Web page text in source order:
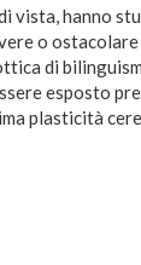
vista, hanno
o
di
esposto
plasticità